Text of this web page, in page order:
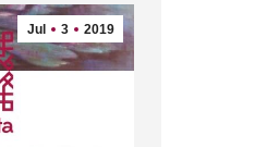
Jul 3 2019